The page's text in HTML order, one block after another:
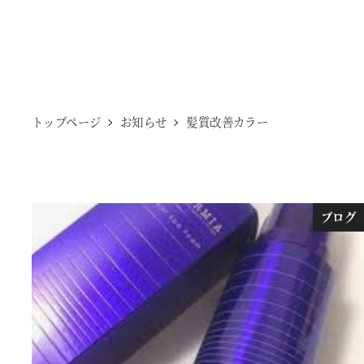
トップページ お知らせ 髪質改善カラー
ブログ